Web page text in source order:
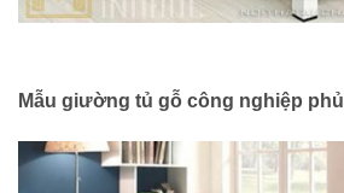
Mẫu giường tủ gỗ công nghiệp